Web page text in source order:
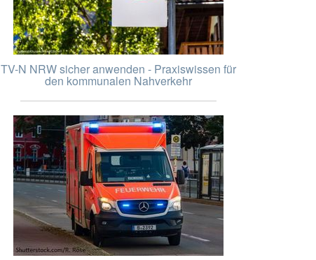
TV-N NRW sicher anwenden - Praxiswissen für
den kommunalen Nahverkehr